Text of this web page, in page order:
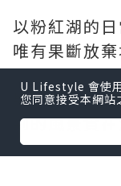
以粉紅湖的
唯有果斷放
果不其然，
到的風景實
U Lifestyle 會使
您同意接受本網站